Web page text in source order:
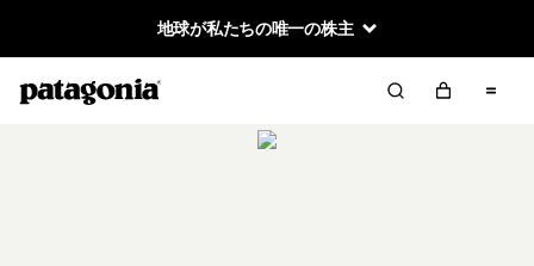
地球が私たちの唯一の株主